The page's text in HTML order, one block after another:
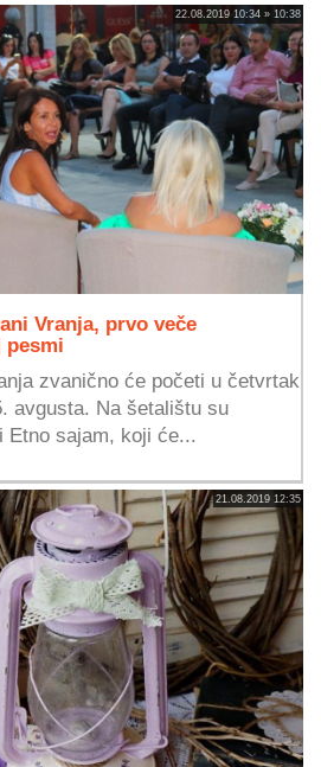
22.08.2019 10:34 » 10:38
Vranja, prvo veče
pesmi
zvanično će početi u četvrtak
avgusta. Na šetalištu su
Etno sajam, koji će...
21.08.2019 12:35